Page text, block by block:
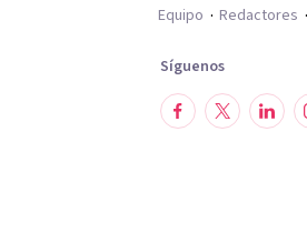
Equipo
Redactores
Síguenos